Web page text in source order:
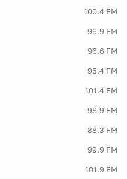
100.4 FM
96.9 FM
96.6 FM
95.4 FM
101.4 FM
98.9 FM
88.3 FM
99.9 FM
101.9 FM